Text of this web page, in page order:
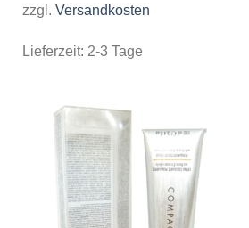
zzgl. Versandkosten
Lieferzeit: 2-3 Tage